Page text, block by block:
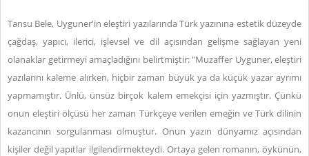
Tansu Bele, Uyguner'in eleştiri yazılarında Türk yazınına estetik düzeyde
çağdaş, yapıcı, ilerici, işlevsel ve dil açısından gelişme sağlayan yeni
olanaklar getirmeyi amaçladığını belirtmiştir: "Muzaffer Uyguner, eleştiri
yazılarını kaleme alırken, hiçbir zaman büyük ya da küçük yazar ayrımı
yapmamıştır. Ünlü, ünsüz birçok kalem emekçisi için yazmıştır. Çünkü
onun eleştiri ölçüsü her zaman Türkçeye verilen emeğin ve Türk dilinin
kazancının sorgulanması olmuştur. Onun yazın dünyamız açısından
kişiler değil yapıtlar ilgilendirmekteydi. Ortaya gelen romanın, öykünün,